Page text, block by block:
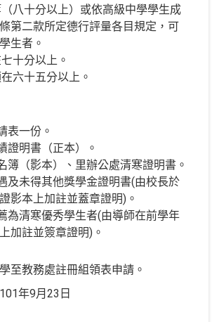
八十分以上）或依高級中學學生成
第二款所定德行評量各目規定，可
生者。
十分以上。
六十五分以上。
表一份。
證明書（正本）。
簿（影本）、里辦公處清寒證明書。
及未得其他獎學金證明書(由校長於
影本上加註並蓋章證明)。
為清寒優秀學生者(由導師在前學年
加註並簽章證明)。
至教務處註冊組領表申請。
年9月23日